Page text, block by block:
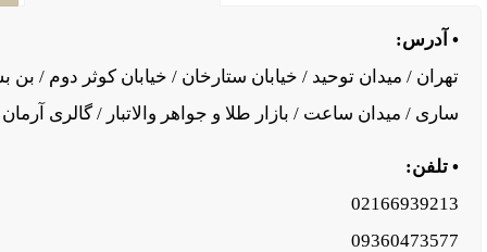
• آدرس:
تهران / میدان توحید / خیابان ستارخان / خیابان کوثر دوم / بن
ساری / میدان ساعت / بازار طلا و جواهر والاتبار / گالری آرمان
• تلفن:
02166939213
09360473577